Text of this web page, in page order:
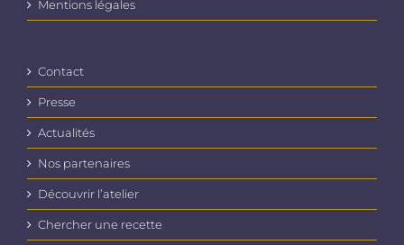
Mentions légales
Contact
Presse
Actualités
Nos partenaires
Découvrir l’atelier
Chercher une recette